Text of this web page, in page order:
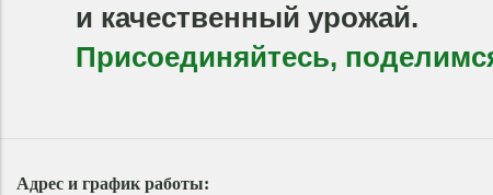
и качественный урожай.
Присоединяйтесь,
Адрес и график работы: